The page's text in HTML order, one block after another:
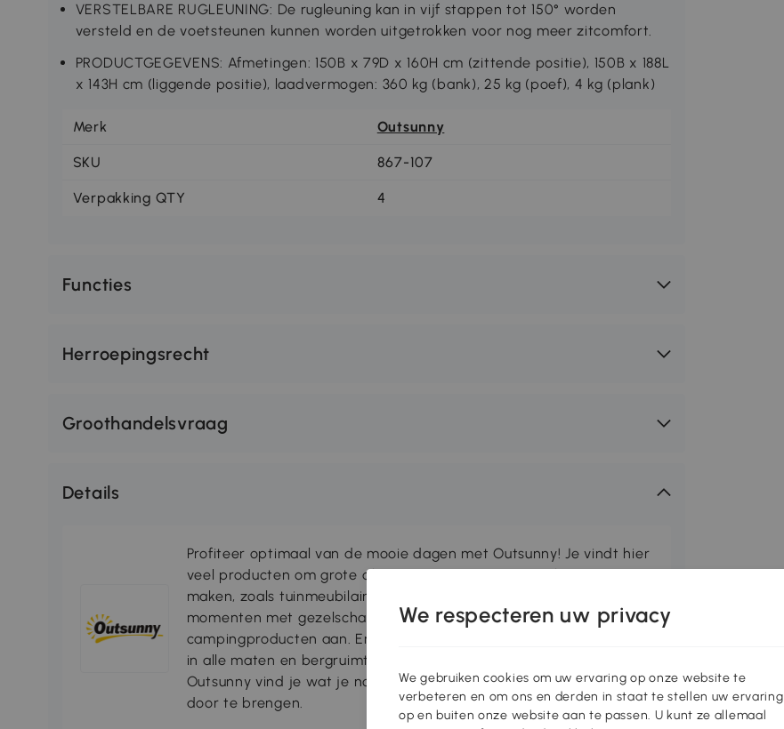
VERSTELBARE RUGLEUNING: De rugleuning kan in vijf stappen tot 150° worden
versteld en de voetsteunen kunnen worden uitgetrokken voor nog meer zitcomfort.
PRODUCTGEGEVENS: Afmetingen: 150B x 79D x 160H cm (zittende positie), 150B x 188L
x 143H cm (liggende positie), laadvermogen: 360 kg (bank), 25 kg (poef), 4 kg (plank)
Merk Outsunny
SKU 867-107
Verpakking QTY 4
Functies
Herroepingsrecht
Groothandelsvraag
Details
Profiteer optimaal van de mooie dagen met Outsunny! Je vindt hier
veel producten om grote of kleine buitenruimtes comfortabeler te
maken, zoals tuinmeubilair, parasols, prielen en meer. Voor
momenten met gezelschap bieden we veel barbecues en
campingproducten aan. En voor tuinliefhebbers hebben we kassen
in alle maten en bergruimtes voor gereedschap ontworpen. Met
Outsunny vind je wat je nodig hebt om de buitentijd aangenaam
door te brengen.
We respecteren uw privacy
We gebruiken cookies om uw ervaring op onze website te
verbeteren en om ons en derden in staat te stellen uw ervaring
op en buiten onze website aan te passen. U kunt ze allemaal